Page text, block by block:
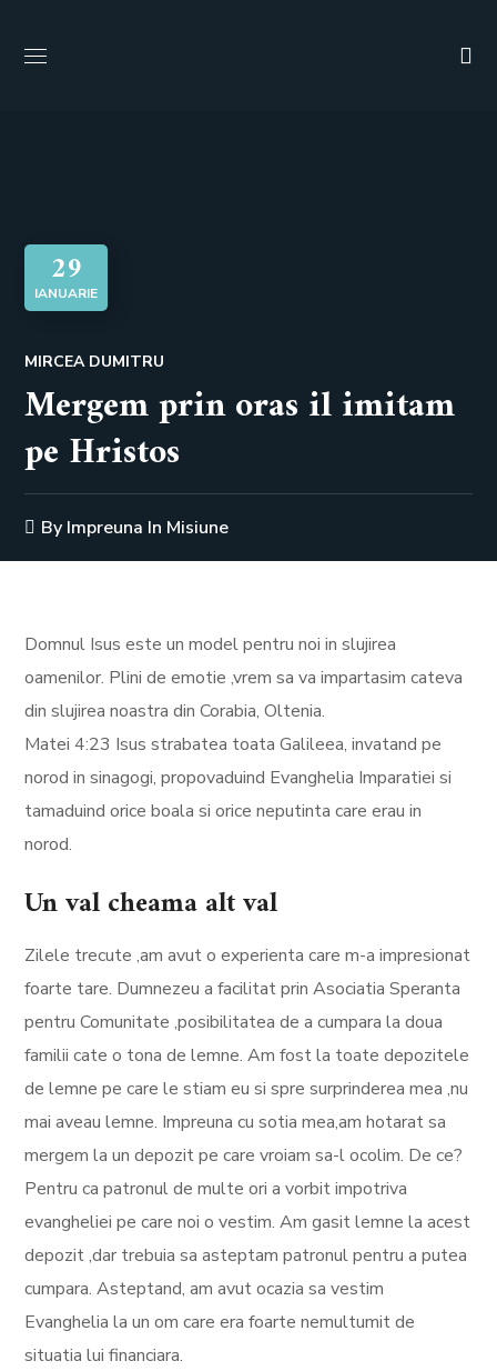
29
IANUARIE
MIRCEA DUMITRU
Mergem prin oras il imitam
pe Hristos
By Impreuna In Misiune
Domnul Isus este un model pentru noi in slujirea
oamenilor. Plini de emotie ,vrem sa va impartasim cateva
din slujirea noastra din Corabia, Oltenia.
Matei 4:23 Isus strabatea toata Galileea, invatand pe
norod in sinagogi, propovaduind Evanghelia Imparatiei si
tamaduind orice boala si orice neputinta care erau in
norod.
Un val cheama alt val
Zilele trecute ,am avut o experienta care m-a impresionat
foarte tare. Dumnezeu a facilitat prin Asociatia Speranta
pentru Comunitate ,posibilitatea de a cumpara la doua
familii cate o tona de lemne. Am fost la toate depozitele
de lemne pe care le stiam eu si spre surprinderea mea ,nu
mai aveau lemne. Impreuna cu sotia mea,am hotarat sa
mergem la un depozit pe care vroiam sa-l ocolim. De ce?
Pentru ca patronul de multe ori a vorbit impotriva
evangheliei pe care noi o vestim. Am gasit lemne la acest
depozit ,dar trebuia sa asteptam patronul pentru a putea
cumpara. Asteptand, am avut ocazia sa vestim
Evanghelia la un om care era foarte nemultumit de
situatia lui financiara.